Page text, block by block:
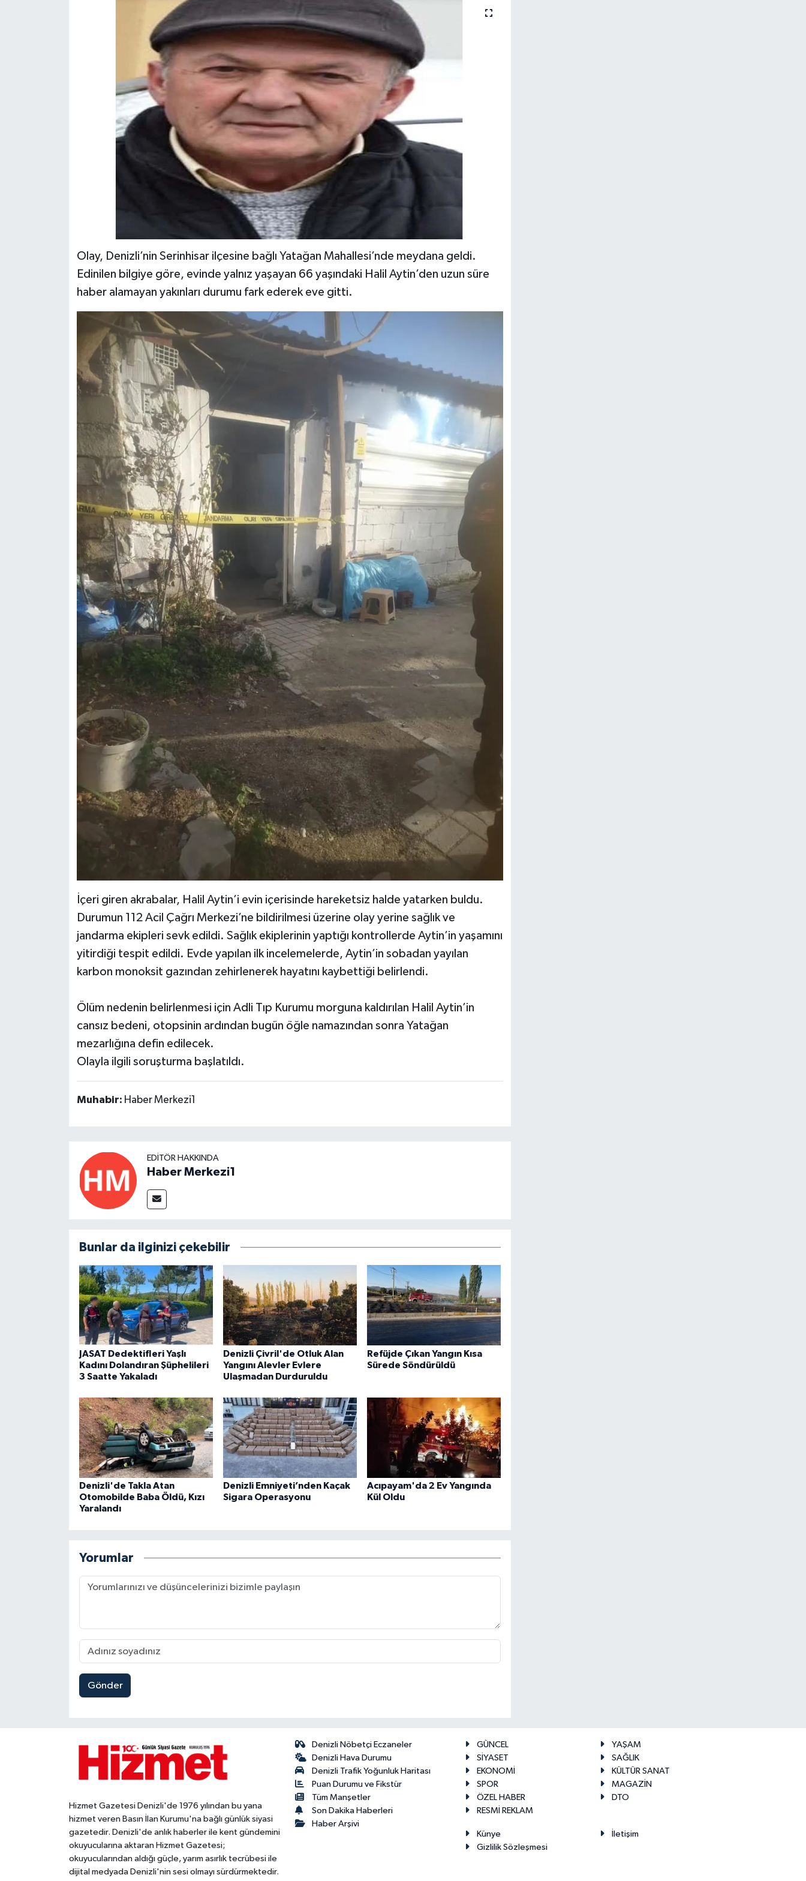
Olay, Denizli’nin Serinhisar ilçesine bağlı Yatağan Mahallesi’nde meydana geldi.
Edinilen bilgiye göre, evinde yalnız yaşayan 66 yaşındaki Halil Aytin’den uzun süre
haber alamayan yakınları durumu fark ederek eve gitti.
İçeri giren akrabalar, Halil Aytin’i evin içerisinde hareketsiz halde yatarken buldu.
Durumun 112 Acil Çağrı Merkezi’ne bildirilmesi üzerine olay yerine sağlık ve
jandarma ekipleri sevk edildi. Sağlık ekiplerinin yaptığı kontrollerde Aytin’in yaşamını
yitirdiği tespit edildi. Evde yapılan ilk incelemelerde, Aytin’in sobadan yayılan
karbon monoksit gazından zehirlenerek hayatını kaybettiği belirlendi.
Ölüm nedenin belirlenmesi için Adli Tıp Kurumu morguna kaldırılan Halil Aytin’in
cansız bedeni, otopsinin ardından bugün öğle namazından sonra Yatağan
mezarlığına defin edilecek.
Olayla ilgili soruşturma başlatıldı.
Muhabir: Haber Merkezi1
EDITÖR HAKKINDA
Haber Merkezi1
Bunlar da ilginizi çekebilir
JASAT Dedektifleri Yaşlı
Kadını Dolandıran Şüphelileri
3 Saatte Yakaladı
Denizli Çivril'de Otluk Alan
Yangını Alevler Evlere
Ulaşmadan Durduruldu
Refüjde Çıkan Yangın Kısa
Sürede Söndürüldü
Denizli'de Takla Atan
Otomobilde Baba Öldü, Kızı
Yaralandı
Denizli Emniyeti’nden Kaçak
Sigara Operasyonu
Acıpayam'da 2 Ev Yangında
Kül Oldu
Yorumlar
Gönder
Hizmet Gazetesi Denizli'de 1976 yılından bu yana
hizmet veren Basın İlan Kurumu'na bağlı günlük siyasi
gazetedir. Denizli'de anlık haberler ile kent gündemini
okuyucularına aktaran Hizmet Gazetesi;
okuyucularından aldığı güçle, yarım asırlık tecrübesi ile
dijital medyada Denizli'nin sesi olmayı sürdürmektedir.
Denizli Nöbetçi Eczaneler
Denizli Hava Durumu
Denizli Trafik Yoğunluk Haritası
Puan Durumu ve Fikstür
Tüm Manşetler
Son Dakika Haberleri
Haber Arşivi
GÜNCEL
YAŞAM
SİYASET
SAĞLIK
EKONOMİ
KÜLTÜR SANAT
SPOR
MAGAZİN
ÖZEL HABER
DTO
RESMİ REKLAM
Künye
İletişim
Gizlilik Sözleşmesi